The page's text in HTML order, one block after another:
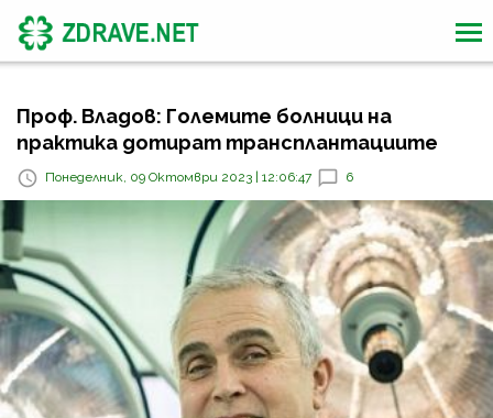
Проф. Владов: Големите болници на
практика дотират трансплантациите
Понеделник, 09 Октомври 2023 | 12:06:47 6